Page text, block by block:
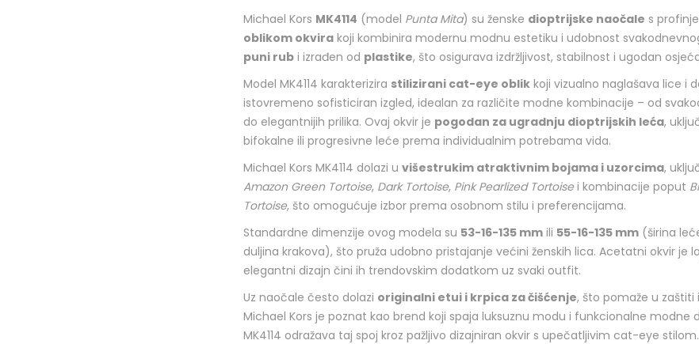
Michael Kors MK4114 (model Punta Mita) su ženske dioptrijske naočale s
oblikom okvira koji kombinira modernu modnu estetiku i udobnost
puni rub i izrađen od plastike, što osigurava izdržljivost, stabilnost i ugodan
Model MK4114 karakterizira stilizirani cat-eye oblik koji vizualno naglašava lice i
istovremeno sofisticiran izgled, idealan za različite modne kombinacije – od
do elegantnijih prilika. Ovaj okvir je pogodan za ugradnju dioptrijskih leća,
bifokalne ili progresivne leće prema individualnim potrebama vida.
Michael Kors MK4114 dolazi u višestrukim atraktivnim bojama i uzorcima,
Amazon Green Tortoise, Dark Tortoise, Pink Pearlized Tortoise i kombinacije poput
Tortoise, što omogućuje izbor prema osobnom stilu i preferencijama.
Standardne dimenzije ovog modela su 53-16-135 mm ili 55-16-135 mm (širina
duljina krakova), što pruža udobno pristajanje većini ženskih lica. Acetatni okvir je
elegantni dizajn čini ih trendovskim dodatkom uz svaki outfit.
Uz naočale često dolazi originalni etui i krpica za čišćenje, što pomaže u zaštiti
Michael Kors je poznat kao brend koji spaja luksuznu modu i funkcionalne modne
MK4114 odražava taj spoj kroz pažljivo dizajniran okvir s upečatljivim cat-eye stilom.